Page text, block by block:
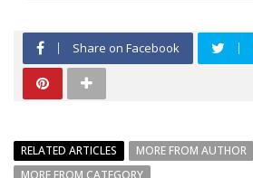
Share on Facebook
RELATED ARTICLES
MORE FROM AUTHOR
MORE FROM CATEGORY